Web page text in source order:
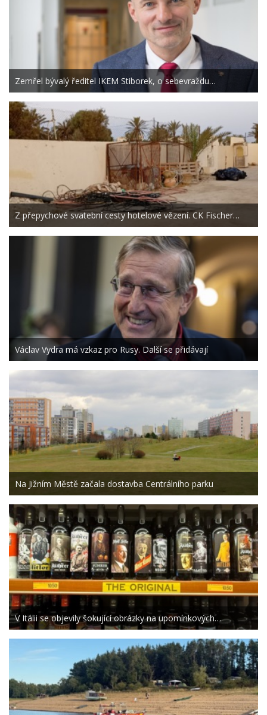
Zemřel bývalý ředitel IKEM Stiborek, o sebevraždu…
Z přepychové svatební cesty hotelové vězení. CK Fischer…
Václav Vydra má vzkaz pro Rusy. Další se přidávají
Na Jižním Městě začala dostavba Centrálního parku
V Itálii se objevily šokující obrázky na upomínkových…